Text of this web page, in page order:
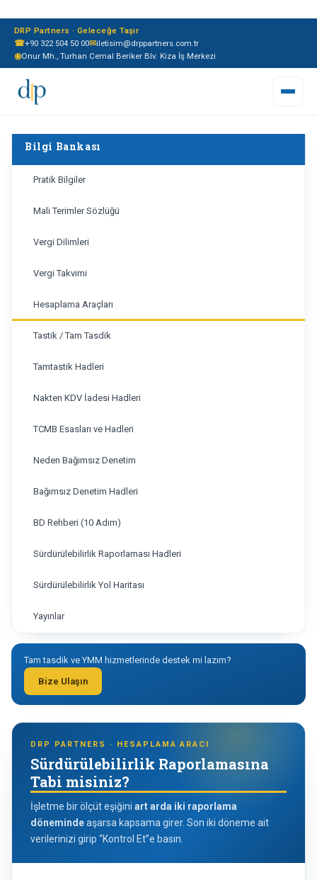
☎+90 322 504 50 00✉iletisim@drppartners.com.tr
◉Onur Mh., Turhan Cemal Beriker Blv. Kiza İş Merkezi
DRP Partners · Geleceğe Taşır
Bilgi Bankası
Pratik Bilgiler
Mali Terimler Sözlüğü
Vergi Dilimleri
Vergi Takvimi
Hesaplama Araçları
Tastik / Tam Tasdik
Tamtastik Hadleri
Nakten KDV İadesi Hadleri
TCMB Esasları ve Hadleri
Neden Bağımsız Denetim
Bağımsız Denetim Hadleri
BD Rehberi (10 Adım)
Sürdürülebilirlik Raporlaması Hadleri
Sürdürülebilirlik Yol Haritası
Yayınlar
Tam tasdik ve YMM hizmetlerinde destek mi lazım?
Bize Ulaşın
DRP PARTNERS · HESAPLAMA ARACI
Sürdürülebilirlik Raporlamasına
Tabi misiniz?
İşletme bir ölçüt eşiğini art arda iki raporlama
dönemindeaşarsa kapsama girer. Son iki döneme ait
verilerinizi girip “Kontrol Et”e basın.